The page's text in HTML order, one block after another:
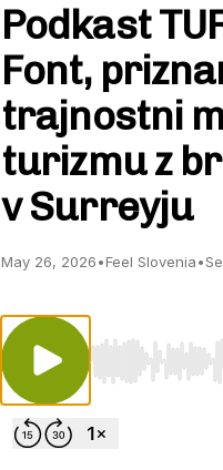
Podkast
Font,
trajnostni
turizmu z
v Surreyju
May 26, 2026•Feel Slovenia•
Use Left/Right